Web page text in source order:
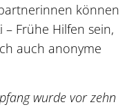
können
Frühe Hilfen sein,
auch anonyme
wurde vor zehn